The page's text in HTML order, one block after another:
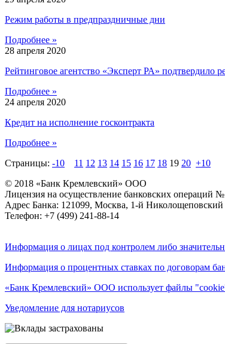
Режим работы в предпраздничные дни
Подробнее »
28 апреля 2020
Рейтинговое агентство «Эксперт РА» подтвердило
Подробнее »
24 апреля 2020
Кредит на исполнение госконтракта
Подробнее »
Страницы: -10 11 12 13 14 15 16 17 18 19 20 +10
© 2018 «Банк Кремлевский» ООО
Лицензия на осуществление банковских операций
Адрес Банка: 121099, Москва, 1-й Николощеповский
Телефон: +7 (499) 241-88-14
Информация о лицах под контролем либо
Информация о процентных ставках по договорам
«Банк Кремлевский» ООО использует файлы
Уведомление для нотариусов